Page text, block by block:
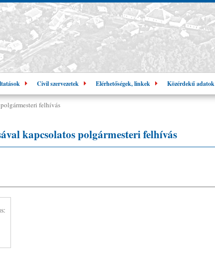
Civil szervezetek Elérhetőségek, linkek Közérdekű adatok
felhívás
kapcsolatos polgármesteri felhívás